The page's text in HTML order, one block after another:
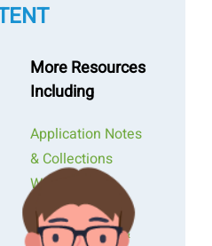
More Resources
Including
Application Notes
& Collections
Webinars &
Workshops
Presentations &